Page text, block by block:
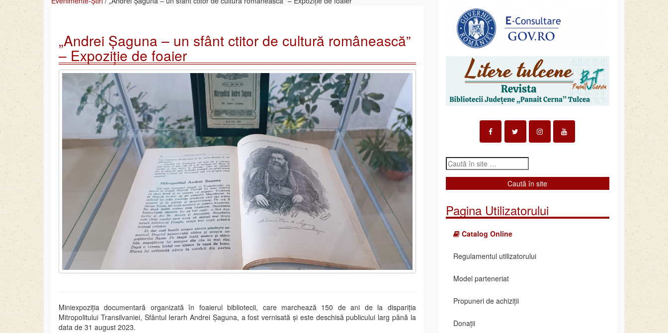
„Andrei Șaguna – un sfânt ctitor de cultură românească”
– Expoziție de foaier
Miniexpoziția documentară organizată în foaierul bibliotecii, care marchează 150 de ani de la dispariția
Mitropolitului Transilvaniei, Sfântul Ierarh Andrei Șaguna, a fost vernisată și este deschisă publicului larg până la
data de 31 august 2023.
Pagina Utilizatorului
Catalog Online
Regulamentul utilizatorului
Model parteneriat
Propuneri de achiziții
Donații